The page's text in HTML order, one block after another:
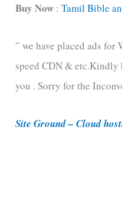
t
g
o
r
e
Buy Now :Tamil Bible
” we have placed ads
speed CDN &
you . Sorry for the
Site Ground – Cloud